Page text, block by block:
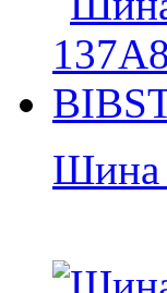
Шина